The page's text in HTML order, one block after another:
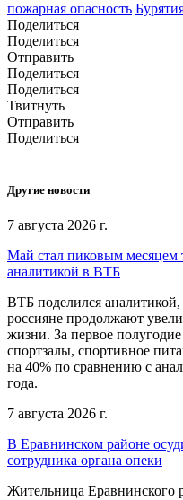
пожарная опасность
Поделиться
Поделиться
Отправить
Поделиться
Поделиться
Твитнуть
Отправить
Поделиться
Другие новости
7 августа 2026 г.
Май стал пиковым месяцем
аналитикой в ВТБ
ВТБ поделился
россияне продолжают
жизни. За первое
спортзалы, спортивное
на 40% по сравнению с
года.
7 августа 2026 г.
В Еравнинском районе
сотрудника органа опеки
Жительница Еравнинского